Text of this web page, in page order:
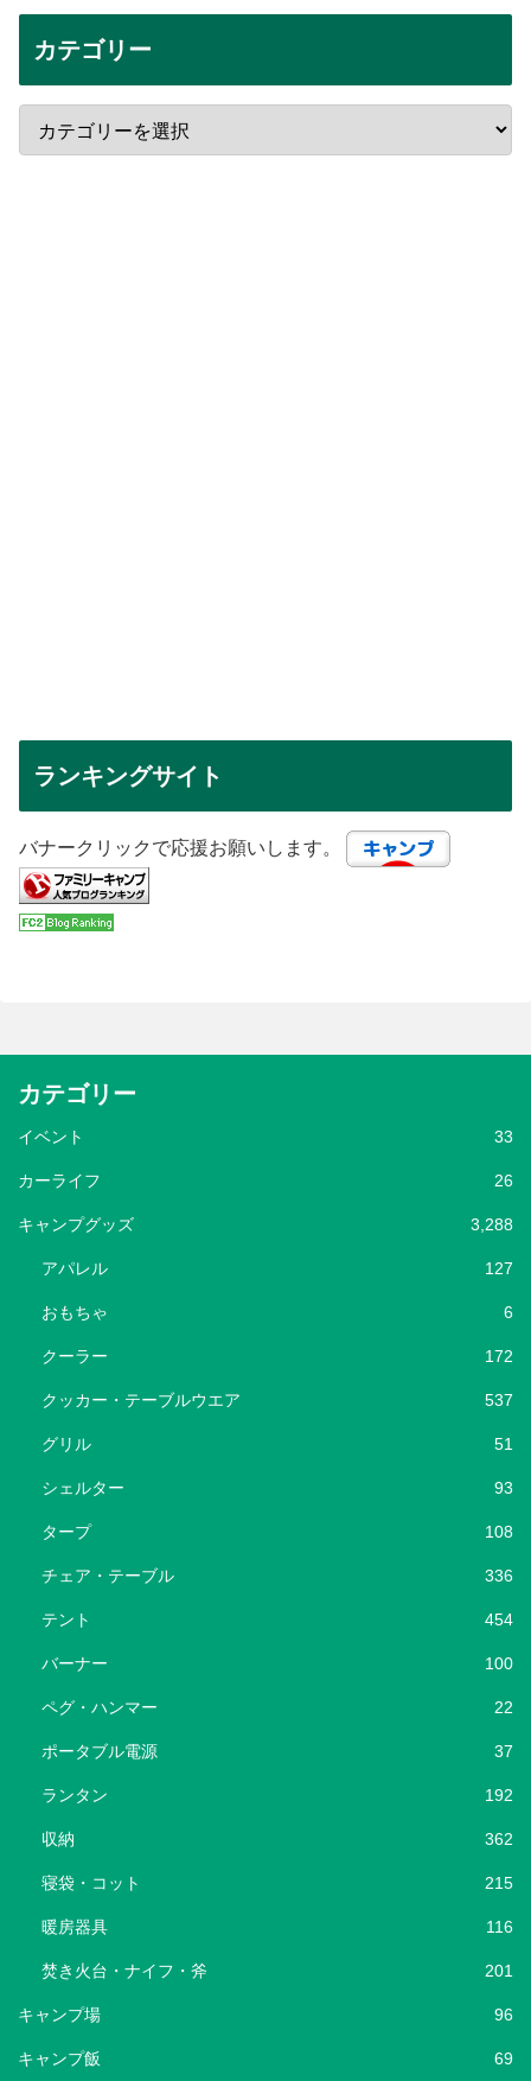
カテゴリー
ランキングサイト
バナークリックで応援お願いします。
カテゴリー
イベント 33
カーライフ 26
キャンプグッズ 3,288
アパレル 127
おもちゃ 6
クーラー 172
クッカー・テーブルウエア 537
グリル 51
シェルター 93
タープ 108
チェア・テーブル 336
テント 454
バーナー 100
ペグ・ハンマー 22
ポータブル電源 37
ランタン 192
収納 362
寝袋・コット 215
暖房器具 116
焚き火台・ナイフ・斧 201
キャンプ場 96
キャンプ飯 69